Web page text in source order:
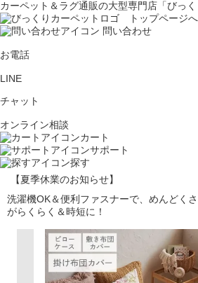
カーペット＆ラグ通販の大型専門店「びっく
問い合わせ
お電話
LINE
チャット
オンライン相談
カート
サポート
探す
【夏季休業のお知らせ】
洗濯機OK＆便利ファスナーで、めんどく
がらくらく＆時短に！